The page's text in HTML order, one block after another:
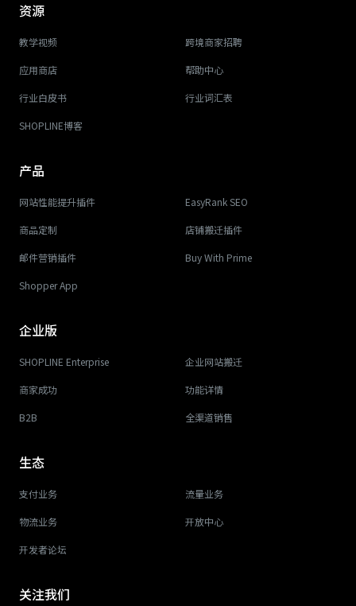
资源
教学视频 跨境商家招聘
应用商店 帮助中心
行业白皮书 行业词汇表
SHOPLINE博客
产品
网站性能提升插件 EasyRank SEO
商品定制 店铺搬迁插件
邮件营销插件 Buy With Prime
Shopper App
企业版
SHOPLINE Enterprise 企业网站搬迁
商家成功 功能详情
B2B 全渠道销售
生态
支付业务 流量业务
物流业务 开放中心
开发者论坛
关注我们